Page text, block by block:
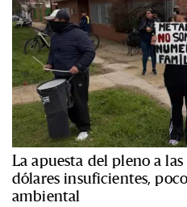
La apuesta del pleno a
dólares insuficientes,
ambiental